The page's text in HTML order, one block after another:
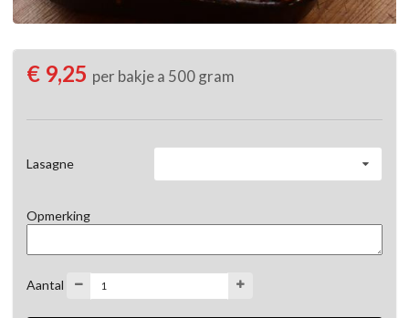
€ 9,25 per bakje a 500 gram
Lasagne
Opmerking
Aantal